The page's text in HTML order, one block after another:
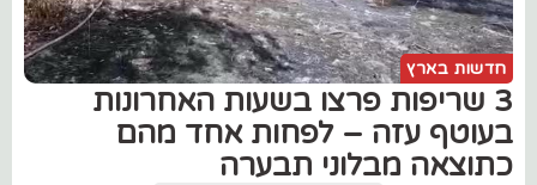
חדשות בארץ
3 שריפות פרצו בשעות האחרונות
בעוטף עזה – לפחות אחד מהם
כתוצאה מבלוני תבערה